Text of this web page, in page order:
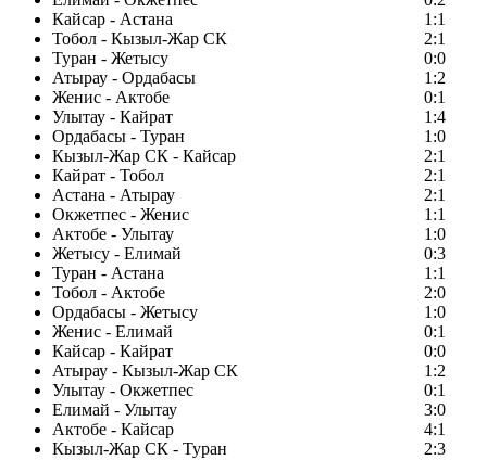
Кайсар - Астана
1:1
Тобол - Кызыл-Жар СК
2:1
Туран - Жетысу
0:0
Атырау - Ордабасы
1:2
Женис - Актобе
0:1
Улытау - Кайрат
1:4
Ордабасы - Туран
1:0
Кызыл-Жар СК - Кайсар
2:1
Кайрат - Тобол
2:1
Астана - Атырау
2:1
Окжетпес - Женис
1:1
Актобе - Улытау
1:0
Жетысу - Елимай
0:3
Туран - Астана
1:1
Тобол - Актобе
2:0
Ордабасы - Жетысу
1:0
Женис - Елимай
0:1
Кайсар - Кайрат
0:0
Атырау - Кызыл-Жар СК
1:2
Улытау - Окжетпес
0:1
Елимай - Улытау
3:0
Актобе - Кайсар
4:1
Кызыл-Жар СК - Туран
2:3